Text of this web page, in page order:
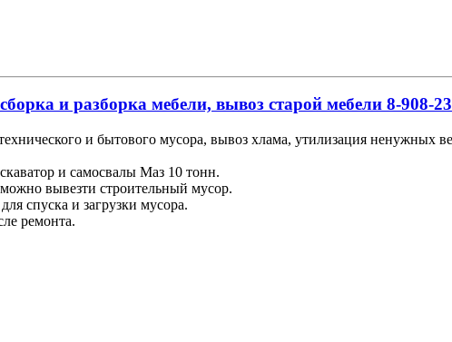
и разборка мебели, вывоз старой мебели 8-908-
и бытового мусора, вывоз хлама, утилизация ненужных
и самосвалы Маз 10 тонн.
вывезти строительный мусор.
спуска и загрузки мусора.
ремонта.